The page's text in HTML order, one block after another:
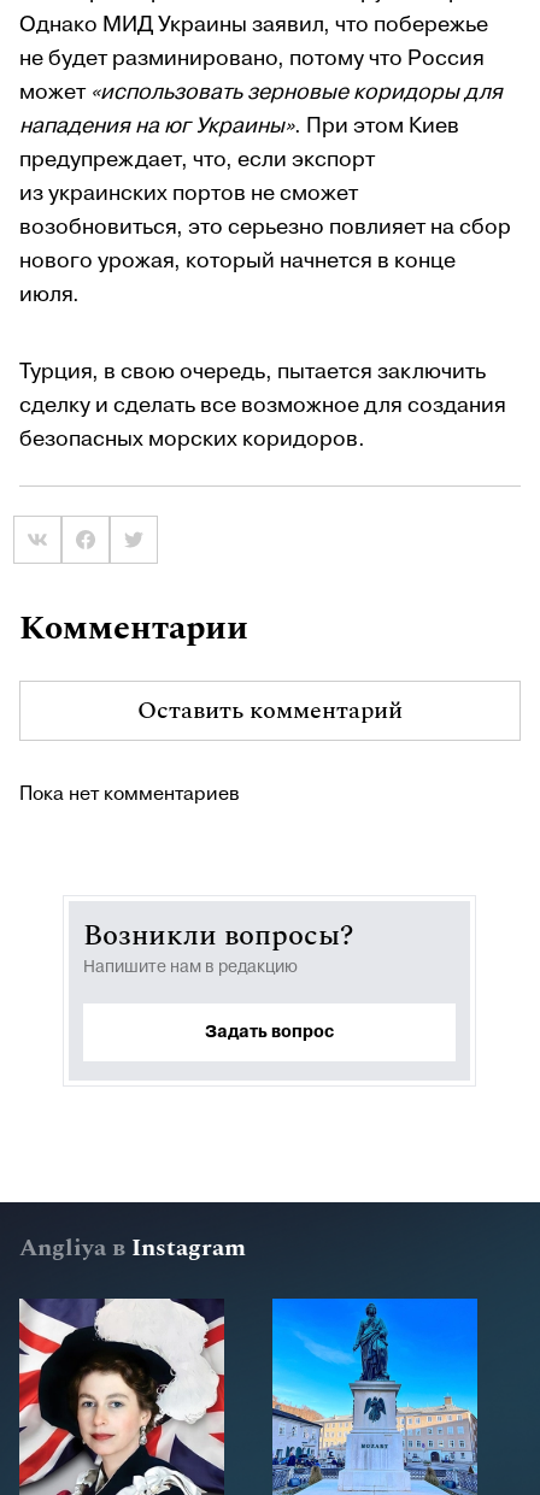
Однако МИД Украины заявил, что побережье
не будет разминировано, потому что Россия
может «использовать зерновые коридоры для
нападения на юг Украины». При этом Киев
предупреждает, что, если экспорт
из украинских портов не сможет
возобновиться, это серьезно повлияет на сбор
нового урожая, который начнется в конце
июля.
Турция, в свою очередь, пытается заключить
сделку и сделать все возможное для создания
безопасных морских коридоров.
Комментарии
Оставить комментарий
Пока нет комментариев
Возникли вопросы?
Напишите нам в редакцию
Задать вопрос
Angliya в Instagram